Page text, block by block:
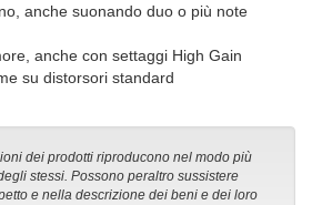
anche suonando duo o più note
anche con settaggi High Gain
su distorsori standard
dei prodotti riproducono nel modo più
stessi. Possono peraltro sussistere
e nella descrizione dei beni e dei loro